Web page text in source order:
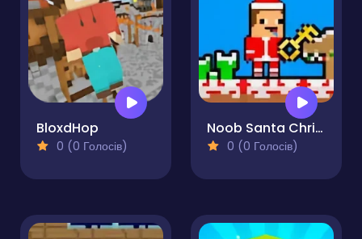
BloxdHop
0 (0 Голосів)
Noob Santa Christmas
0 (0 Голосів)